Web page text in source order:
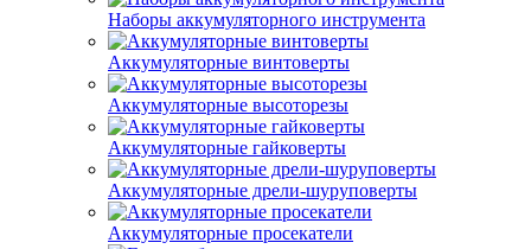
Наборы аккумуляторного инструмента
Аккумуляторные винтоверты
Аккумуляторные высоторезы
Аккумуляторные гайковерты
Аккумуляторные дрели-шуруповерты
Аккумуляторные просекатели